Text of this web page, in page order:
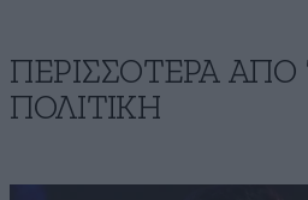
ΠΕΡΙΣΣΟΤΕΡΑ
ΠΟΛΙΤΙΚΗ